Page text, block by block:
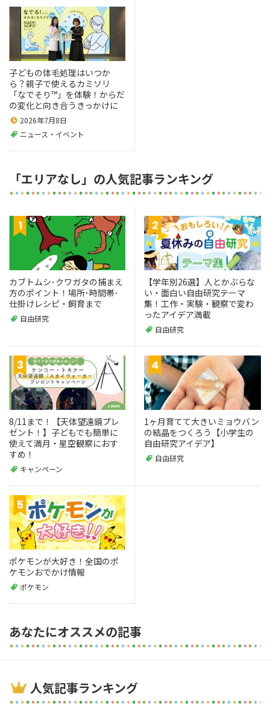
子どもの体毛処理はいつか
ら？親子で使えるカミソリ
「なでそり™」を体験！からだ
の変化と向き合うきっかけに
2026年7月8日
ニュース・イベント
「エリアなし」の人気記事ランキング
カブトムシ･クワガタの捕まえ
方のポイント！場所･時間帯･
仕掛けレシピ・飼育まで
自由研究
【学年別26選】人とかぶらな
い・面白い自由研究テーマ
集！工作・実験・観察で変わ
ったアイデア満載
自由研究
8/11まで！【天体望遠鏡プレ
ゼント！】子どもでも簡単に
使えて満月・星空観察におす
すめ！
キャンペーン
1ヶ月育てて大きいミョウバン
の結晶をつくろう【小学生の
自由研究アイデア】
自由研究
ポケモンが大好き！全国のポ
ケモンおでかけ情報
ポケモン
あなたにオススメの記事
人気記事ランキング